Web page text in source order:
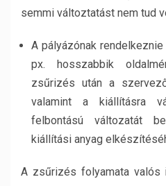
semmi változtatást nem tud
A pályázónak
px. hosszabbik
zsűrizés után a
valamint a kiállításra
felbontású változatát
kiállítási anyag
A zsűrizés folyamata valós